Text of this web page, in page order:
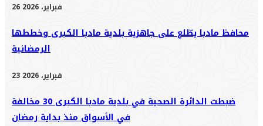
26 فبراير، 2026
محافظ مادبا يطّلع على جاهزية بلدية مادبا الكبرى وخططها
الرمضانية
23 فبراير، 2026
ضبطت الدائرة الصحية في بلدية مادبا الكبرى 30 مخالفة
في الأسواق منذ بداية رمضان